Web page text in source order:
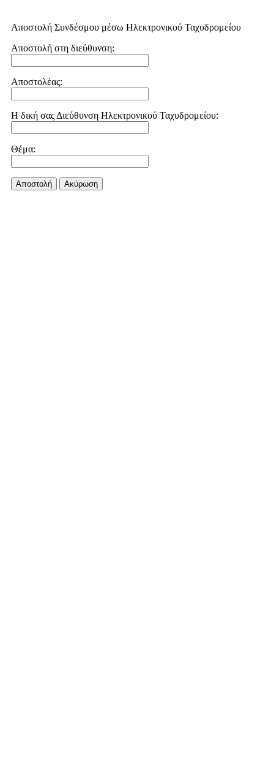
Αποστολή Συνδέσμου μέσω Ηλεκτρονικού Ταχυδρομείου
Αποστολή στη διεύθυνση:
Αποστολέας:
Η δική σας Διεύθυνση Ηλεκτρονικού Ταχυδρομείου:
Θέμα:
Αποστολή Aκύρωση